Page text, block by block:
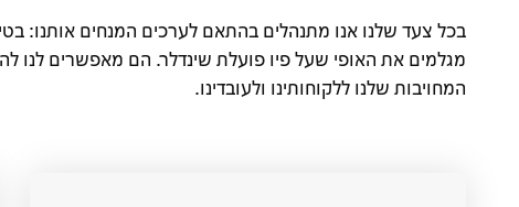
בכל צעד שלנו אנו מתנהלים בהתאם לערכים המנחים אותנו:
מגלמים את האופי שעל פיו פועלת שינדלר. הם מאפשרים לנו
המחויבות שלנו ללקוחותינו ולעובדינו.